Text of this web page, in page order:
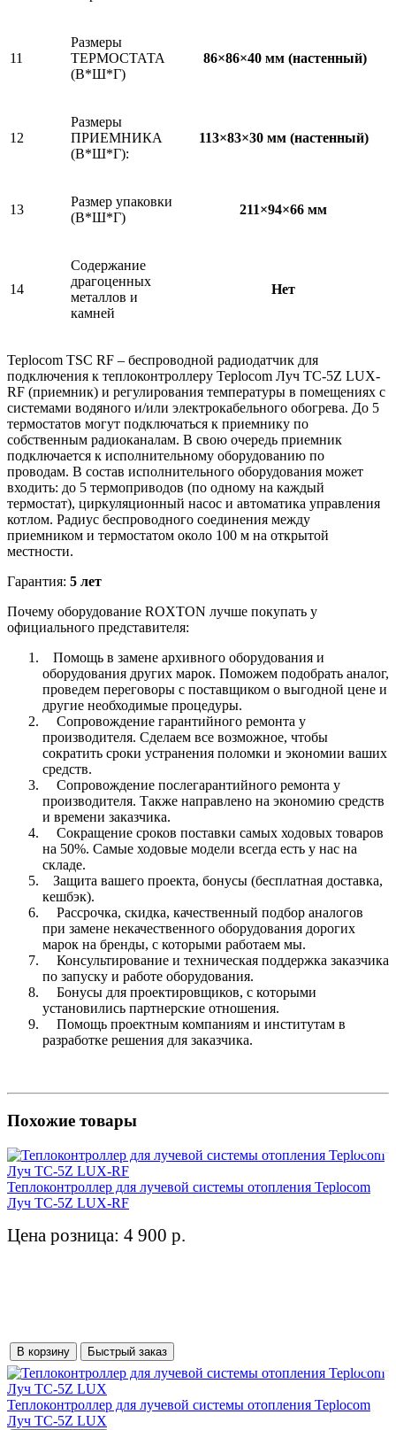
11
Размеры
ТЕРМОСТАТА
(В*Ш*Г)
86×86×40 мм (настенный)
12
Размеры
ПРИЕМНИКА
(В*Ш*Г):
113×83×30 мм (настенный)
13
Размер упаковки
(В*Ш*Г)
211×94×66 мм
14
Содержание
драгоценных
металлов и
камней
Нет
Teplocom TSС RF – беспроводной радиодатчик для
подключения к теплоконтроллеру Teplocom Луч TC-5Z LUX-
RF (приемник) и регулирования температуры в помещениях с
системами водяного и/или электрокабельного обогрева. До 5
термостатов могут подключаться к приемнику по
собственным радиоканалам. В свою очередь приемник
подключается к исполнительному оборудованию по
проводам. В состав исполнительного оборудования может
входить: до 5 термоприводов (по одному на каждый
термостат), циркуляционный насос и автоматика управления
котлом. Радиус беспроводного соединения между
приемником и термостатом около 100 м на открытой
местности.
Гарантия: 5 лет
Почему оборудование ROXTON лучше покупать у
официального представителя:
Помощь в замене архивного оборудования и
оборудования других марок. Поможем подобрать аналог,
проведем переговоры с поставщиком о выгодной цене и
другие необходимые процедуры.
Сопровождение гарантийного ремонта у
производителя. Сделаем все возможное, чтобы
сократить сроки устранения поломки и экономии ваших
средств.
Сопровождение послегарантийного ремонта у
производителя. Также направлено на экономию средств
и времени заказчика.
Сокращение сроков поставки самых ходовых товаров
на 50%. Самые ходовые модели всегда есть у нас на
складе.
Защита вашего проекта, бонусы (бесплатная доставка,
кешбэк).
Рассрочка, скидка, качественный подбор аналогов
при замене некачественного оборудования дорогих
марок на бренды, с которыми работаем мы.
Консультирование и техническая поддержка заказчика
по запуску и работе оборудования.
Бонусы для проектировщиков, с которыми
установились партнерские отношения.
Помощь проектным компаниям и институтам в
разработке решения для заказчика.
Похожие товары
Теплоконтроллер для лучевой системы отопления Teplocom
Луч TC-5Z LUX-RF
Цена розница: 4 900 р.
В корзину Быстрый заказ
Теплоконтроллер для лучевой системы отопления Teplocom
Луч TC-5Z LUX